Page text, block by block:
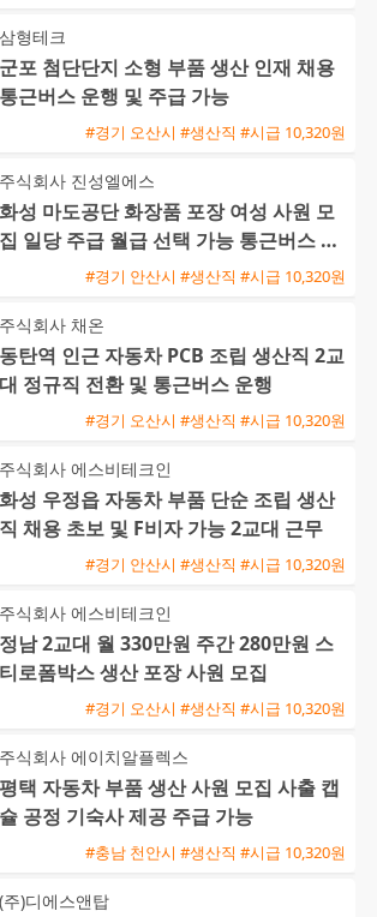
삼형테크
군포 첨단단지 소형 부품 생산 인재 채용
통근버스 운행 및 주급 가능
#경기 오산시 #생산직 #시급 10,320원
주식회사 진성엘에스
화성 마도공단 화장품 포장 여성 사원 모
집 일당 주급 월급 선택 가능 통근버스 운
#경기 안산시 #생산직 #시급 10,320원
주식회사 채온
동탄역 인근 자동차 PCB 조립 생산직 2교
대 정규직 전환 및 통근버스 운행
#경기 오산시 #생산직 #시급 10,320원
주식회사 에스비테크인
화성 우정읍 자동차 부품 단순 조립 생산
직 채용 초보 및 F비자 가능 2교대 근무
#경기 안산시 #생산직 #시급 10,320원
주식회사 에스비테크인
정남 2교대 월 330만원 주간 280만원 스
티로폼박스 생산 포장 사원 모집
#경기 오산시 #생산직 #시급 10,320원
주식회사 에이치알플렉스
평택 자동차 부품 생산 사원 모집 사출 캡
슐 공정 기숙사 제공 주급 가능
#충남 천안시 #생산직 #시급 10,320원
(주)디에스앤탑